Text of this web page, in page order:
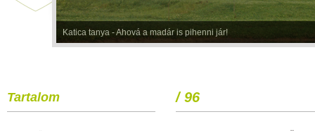
Katica tanya - Ahová a madár is pihenni jár!
Tartalom / 96